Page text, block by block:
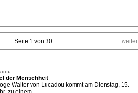
Seite 1 von 30 weiter
der Menschheit
Walter von Lucadou kommt am Dienstag, 15.
zu einem ...